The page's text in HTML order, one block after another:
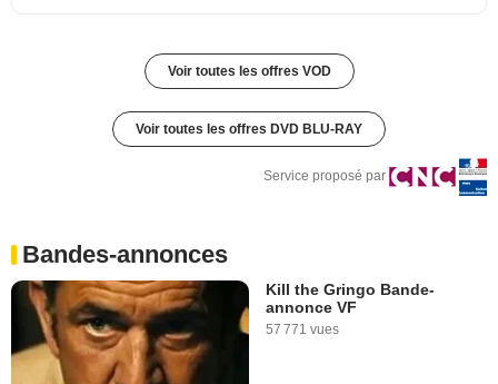
Voir toutes les offres VOD
Voir toutes les offres DVD BLU-RAY
Service proposé par
Bandes-annonces
Kill the Gringo Bande-
annonce VF
57 771 vues